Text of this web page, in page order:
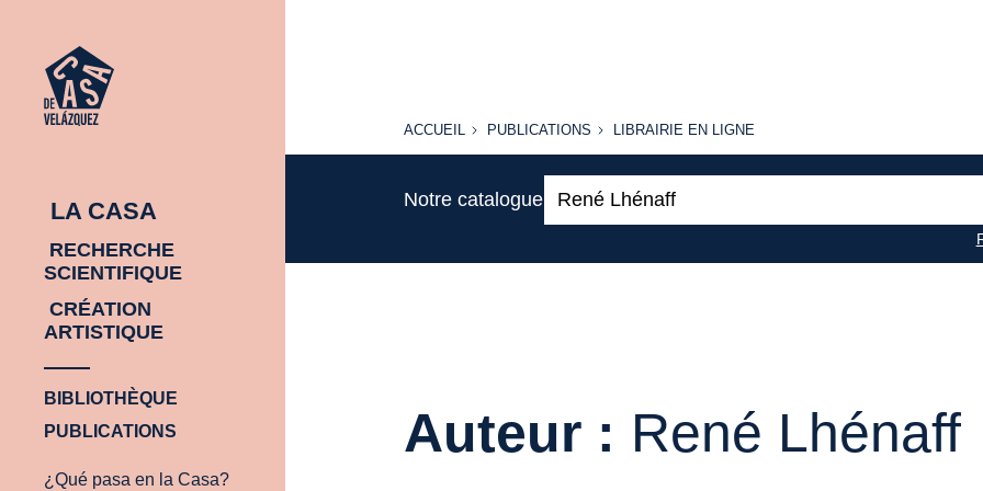
LA CASA
RECHERCHE
SCIENTIFIQUE
CRÉATION
ARTISTIQUE
BIBLIOTHÈQUE
PUBLICATIONS
¿Qué pasa en la Casa?
ACCUEIL
ACCUEIL PUBLICATIONS
PUBLICATIONS
LIBRAIRIE
LIBRAIRIE EN LIGNE
Notre catalogue:
Auteur : René Lhénaff